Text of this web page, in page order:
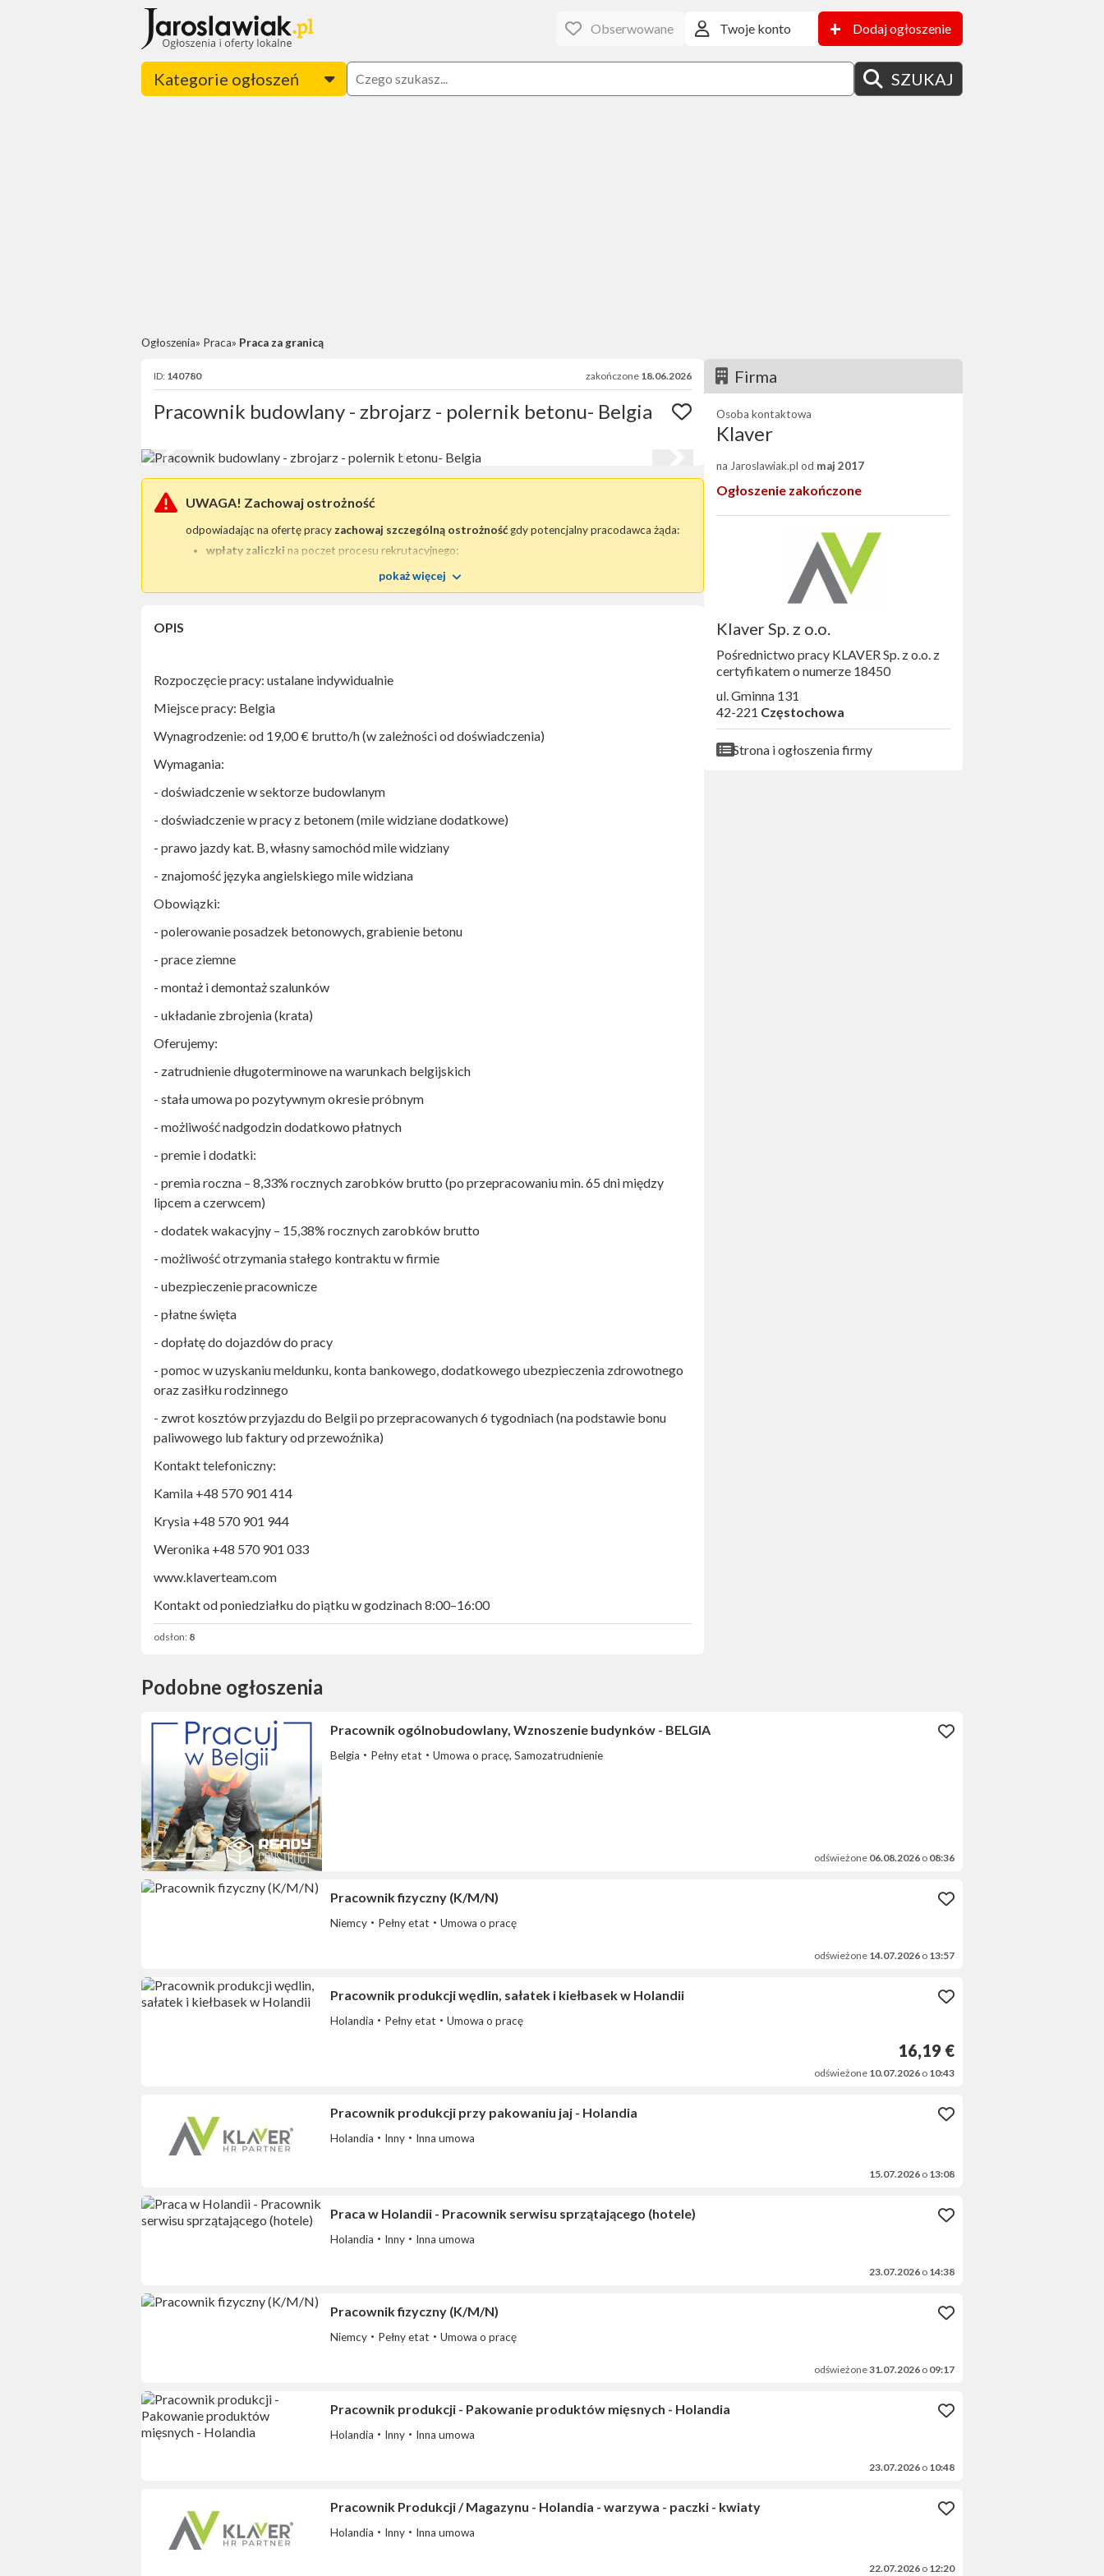
Obserwowane Twoje konto + Dodaj ogłoszenie
Kategorie ogłoszeń SZUKAJ
Ogłoszenia Praca Praca za granicą
ID: 140780 zakończone 18.06.2026
Pracownik budowlany - zbrojarz - polernik betonu- Belgia
UWAGA! Zachowaj ostrożność
odpowiadając na ofertę pracy zachowaj szczególną ostrożność gdy potencjalny pracodawca żąda:
wpłaty zaliczki na poczet procesu rekrutacyjnego;
adres e-mail (najlepiej w domenie firmowej, a nie darmowy - typu: @gmail.com, @wp.pl, @o2.pl, itp.),
pokaż więcej
OPIS
Rozpoczęcie pracy: ustalane indywidualnie
Miejsce pracy: Belgia
Wynagrodzenie: od 19,00 € brutto/h (w zależności od doświadczenia)
Wymagania:
- doświadczenie w sektorze budowlanym
- doświadczenie w pracy z betonem (mile widziane dodatkowe)
- prawo jazdy kat. B, własny samochód mile widziany
- znajomość języka angielskiego mile widziana
Obowiązki:
- polerowanie posadzek betonowych, grabienie betonu
- prace ziemne
- montaż i demontaż szalunków
- układanie zbrojenia (krata)
Oferujemy:
- zatrudnienie długoterminowe na warunkach belgijskich
- stała umowa po pozytywnym okresie próbnym
- możliwość nadgodzin dodatkowo płatnych
- premie i dodatki:
- premia roczna – 8,33% rocznych zarobków brutto (po przepracowaniu min. 65 dni między
lipcem a czerwcem)
- dodatek wakacyjny – 15,38% rocznych zarobków brutto
- możliwość otrzymania stałego kontraktu w firmie
- ubezpieczenie pracownicze
- płatne święta
- dopłatę do dojazdów do pracy
- pomoc w uzyskaniu meldunku, konta bankowego, dodatkowego ubezpieczenia zdrowotnego
oraz zasiłku rodzinnego
- zwrot kosztów przyjazdu do Belgii po przepracowanych 6 tygodniach (na podstawie bonu
paliwowego lub faktury od przewoźnika)
Kontakt telefoniczny:
Kamila +48 570 901 414
Krysia +48 570 901 944
Weronika +48 570 901 033
www.klaverteam.com
Kontakt od poniedziałku do piątku w godzinach 8:00–16:00
odsłon: 8
Firma
Osoba kontaktowa
Klaver
na Jaroslawiak.pl od maj 2017
Ogłoszenie zakończone
Klaver Sp. z o.o.
Pośrednictwo pracy KLAVER Sp. z o.o. z
certyfikatem o numerze 18450
ul. Gminna 131
42-221 Częstochowa
Strona i ogłoszenia firmy
Podobne ogłoszenia
Pracownik ogólnobudowlany, Wznoszenie budynków - BELGIA
Belgia Pełny etat Umowa o pracę, Samozatrudnienie
odświeżone 06.08.2026 o 08:36
Pracownik fizyczny (K/M/N)
Niemcy Pełny etat Umowa o pracę
odświeżone 14.07.2026 o 13:57
Pracownik produkcji wędlin, sałatek i kiełbasek w Holandii
Holandia Pełny etat Umowa o pracę
16,19 €
odświeżone 10.07.2026 o 10:43
Pracownik produkcji przy pakowaniu jaj - Holandia
Holandia Inny Inna umowa
15.07.2026 o 13:08
Praca w Holandii - Pracownik serwisu sprzątającego (hotele)
Holandia Inny Inna umowa
23.07.2026 o 14:38
Pracownik fizyczny (K/M/N)
Niemcy Pełny etat Umowa o pracę
odświeżone31.07.2026 o 09:17
Pracownik produkcji - Pakowanie produktów mięsnych - Holandia
Holandia Inny Inna umowa
23.07.2026 o 10:48
Pracownik Produkcji / Magazynu - Holandia - warzywa - paczki - kwiaty
Holandia Inny Inna umowa
22.07.2026 o 12:20